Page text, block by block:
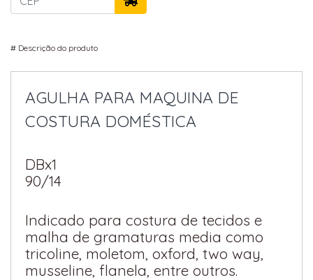
# Descrição do produto
AGULHA PARA MAQUINA DE
COSTURA DOMÉSTICA
DBx1
90/14
Indicado para costura de tecidos e
malha de gramaturas media como
tricoline, moletom, oxford, two way,
musseline, flanela, entre outros.